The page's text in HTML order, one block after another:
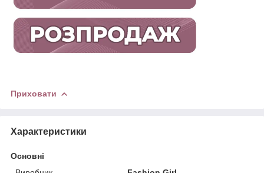
Приховати
Характеристики
Основні